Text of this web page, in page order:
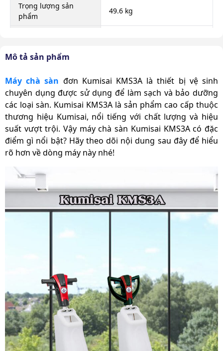
Mô tả sản phẩm
Máy chà sàn đơn Kumisai KMS3A là thiết bị vệ sinh
chuyên dụng được sử dụng để làm sạch và bảo dưỡng
các loại sàn. Kumisai KMS3A là sản phẩm cao cấp thuộc
thương hiệu Kumisai, nổi tiếng với chất lượng và hiệu
suất vượt trội. Vậy máy chà sàn Kumisai KMS3A có đặc
điểm gì nổi bật? Hãy theo dõi nội dung sau đây để hiểu
rõ hơn về dòng máy này nhé!
Trọng lượng sản
phẩm
49.6 kg
Xuất xứ
Chính hãng